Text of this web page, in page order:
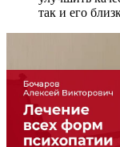
так и его